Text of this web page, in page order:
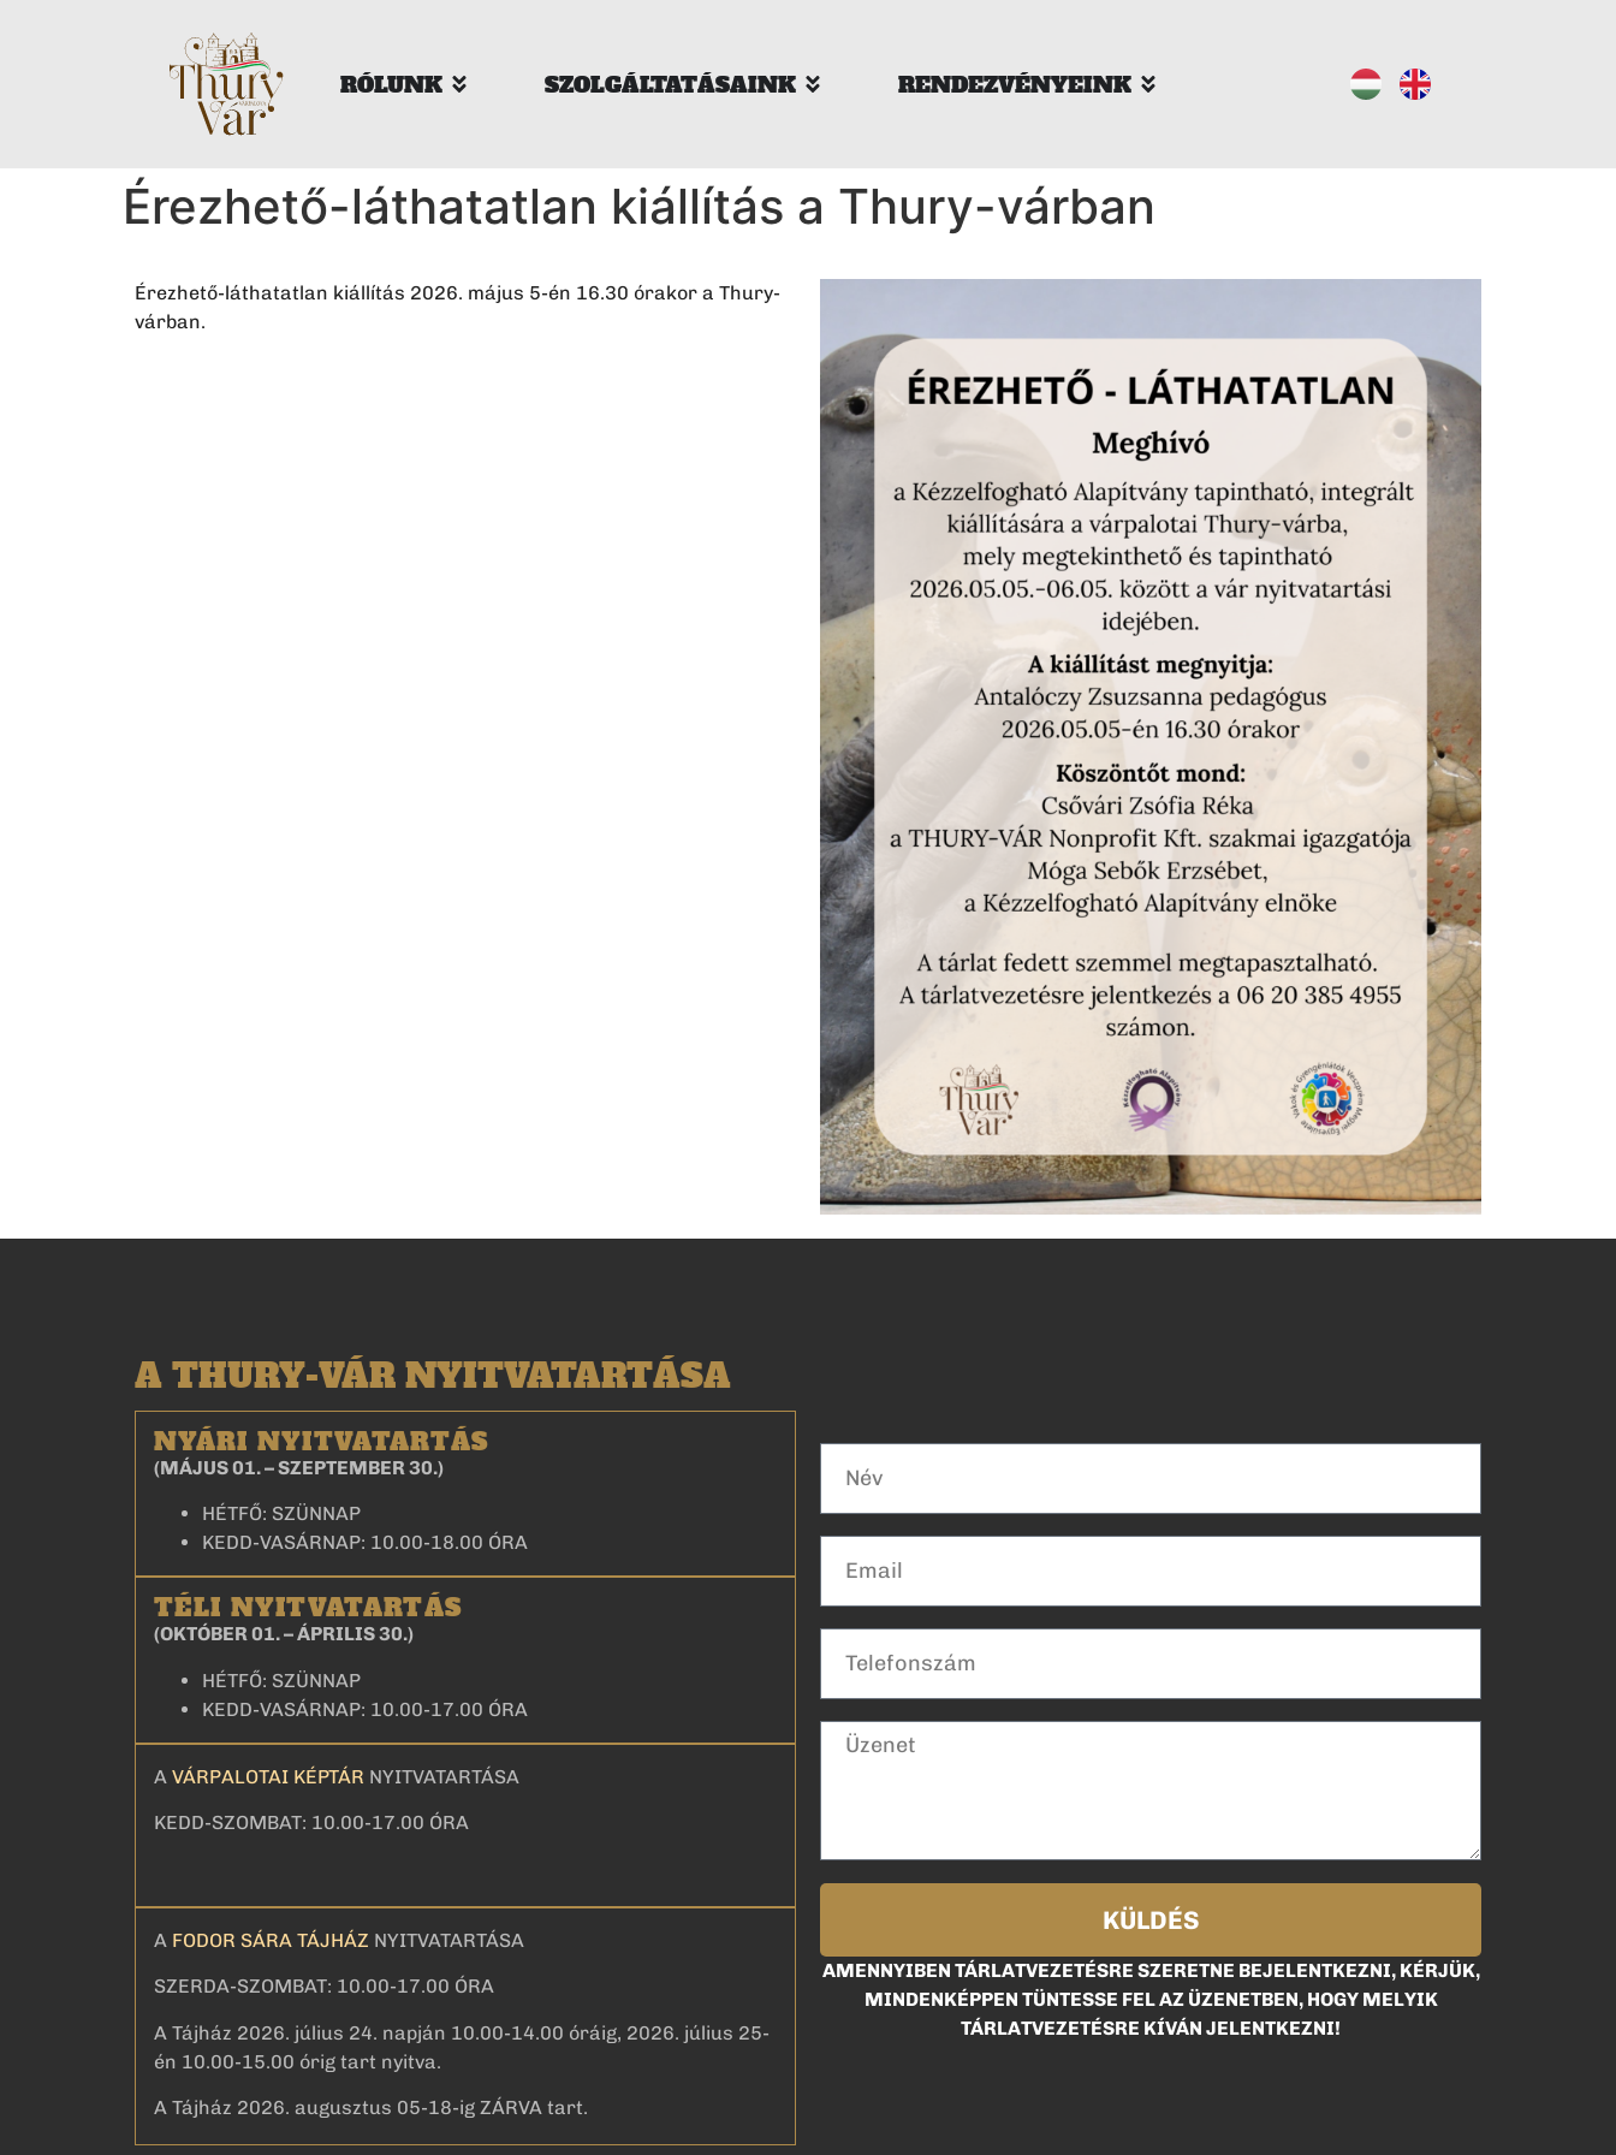
RÓLUNK SZOLGÁLTATÁSAINK RENDEZVÉNYEINK
Érezhető-láthatatlan kiállítás a Thury-várban
Érezhető-láthatatlan kiállítás 2026. május 5-én 16.30 órakor a Thury-
várban.
A THURY-VÁR NYITVATARTÁSA
NYÁRI NYITVATARTÁS
(MÁJUS 01. – SZEPTEMBER 30.)
HÉTFŐ: SZÜNNAP
KEDD-VASÁRNAP: 10.00-18.00 ÓRA
TÉLI NYITVATARTÁS
(OKTÓBER 01. – ÁPRILIS 30.)
HÉTFŐ: SZÜNNAP
KEDD-VASÁRNAP: 10.00-17.00 ÓRA
A VÁRPALOTAI KÉPTÁR NYITVATARTÁSA
KEDD-SZOMBAT: 10.00-17.00 ÓRA
A FODOR SÁRA TÁJHÁZ NYITVATARTÁSA
SZERDA-SZOMBAT: 10.00-17.00 ÓRA
A Tájház 2026. július 24. napján 10.00-14.00 óráig, 2026. július 25-
én 10.00-15.00 órig tart nyitva.
A Tájház 2026. augusztus 05-18-ig ZÁRVA tart.
KÜLDÉS
AMENNYIBEN TÁRLATVEZETÉSRE SZERETNE BEJELENTKEZNI, KÉRJÜK,
MINDENKÉPPEN TÜNTESSE FEL AZ ÜZENETBEN, HOGY MELYIK
TÁRLATVEZETÉSRE KÍVÁN JELENTKEZNI!